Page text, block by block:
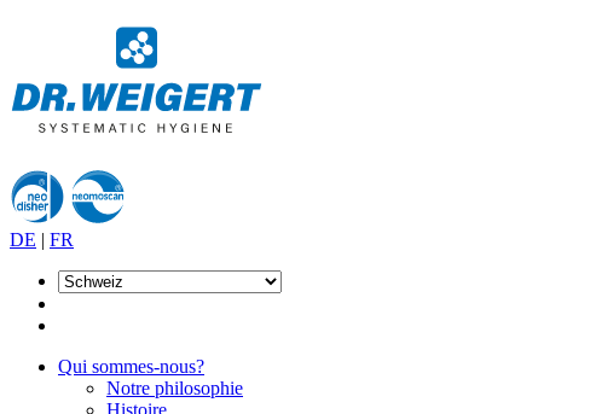
DE | FR
Qui sommes-nous?
Notre philosophie
Histoire